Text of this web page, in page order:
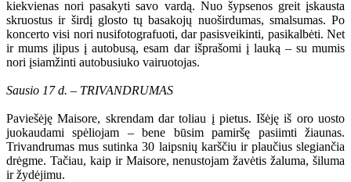
kiekvienas nori pasakyti savo vardą. Nuo šypsenos greit įskausta
skruostus ir širdį glosto tų basakojų nuoširdumas, smalsumas. Po
koncerto visi nori nusifotografuoti, dar pasisveikinti, pasikalbėti. Net
ir mums įlipus į autobusą, esam dar išprašomi į lauką – su mumis
nori įsiamžinti autobusiuko vairuotojas.
Sausio 17 d. – TRIVANDRUMAS
Paviešėję Maisore, skrendam dar toliau į pietus. Išėję iš oro uosto
juokaudami spėliojam – bene būsim pamiršę pasiimti žiaunas.
Trivandrumas mus sutinka 30 laipsnių karščiu ir plaučius slegiančia
drėgme. Tačiau, kaip ir Maisore, nenustojam žavėtis žaluma, šiluma
ir žydėjimu.